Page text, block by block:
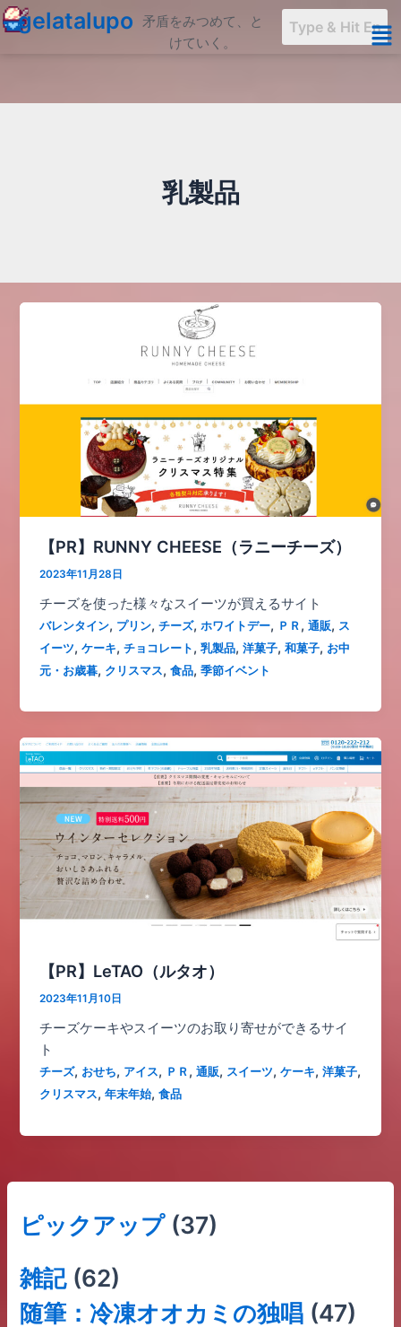
内
容 gelatalupo
矛盾をみつめて、と
けていく。
乳製品
【PR】RUNNY CHEESE（ラニーチーズ）
2023年11月28日
チーズを使った様々なスイーツが買えるサイト
バレンタイン, プリン,チーズ,ホワイトデー, ＰＲ ,通販, ス
イーツ,ケーキ,チョコレート ,乳製品,洋菓子,和菓子, お中
元・お歳暮, クリスマス,食品,季節イベント
【PR】LeTAO（ルタオ）
2023年11月10日
チーズケーキやスイーツのお取り寄せができるサイ
ト
チーズ, おせち, アイス, ＰＲ ,通販, スイーツ,ケーキ,洋菓子,
クリスマス,年末年始,食品
ピックアップ(37)
雑記(62)
随筆：冷凍オオカミの独唱 (47)